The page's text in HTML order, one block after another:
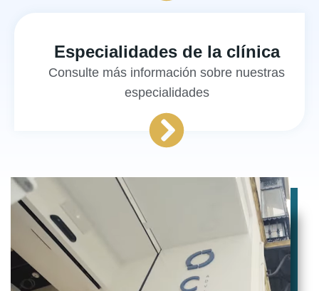
Especialidades de la clínica
Consulte más información sobre nuestras
especialidades